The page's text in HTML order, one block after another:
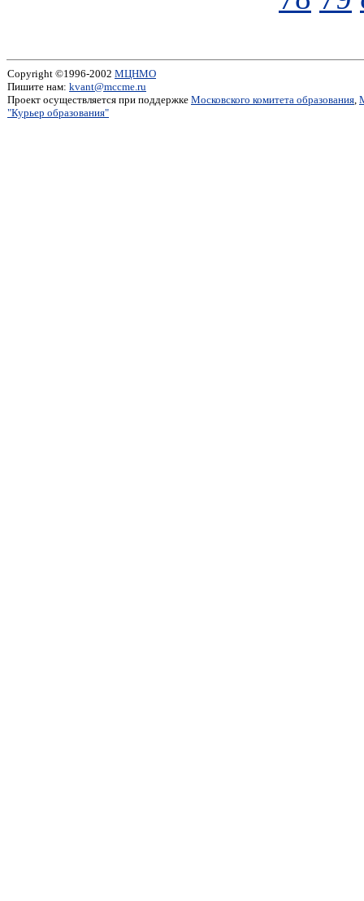
Copyright ©1996-2002 МЦНМО
Пишите нам: kvant@mccme.ru
Проект осуществляется при поддержке Московского комитета образования,
"Курьер образования"